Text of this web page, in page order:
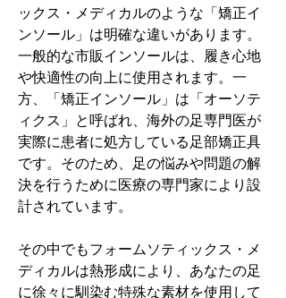
ックス・メディカルのような「矯正イ
ンソール」は明確な違いがあります。
一般的な市販インソールは、履き心地
や快適性の向上に使用されます。一
方、「矯正インソール」は「オーソテ
ィクス」と呼ばれ、海外の足専門医が
実際に患者に処方している足部矯正具
です。そのため、足の悩みや問題の解
決を行うために医療の専門家により設
計されています。
その中でもフォームソティックス・メ
ディカルは熱形成により、あなたの足
に徐々に馴染む特殊な素材を使用して